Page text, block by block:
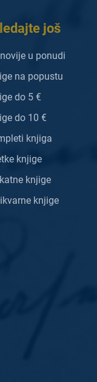
još
u ponudi
na popustu
do 5 €
do 10 €
knjiga
knjige
knjige
knjige